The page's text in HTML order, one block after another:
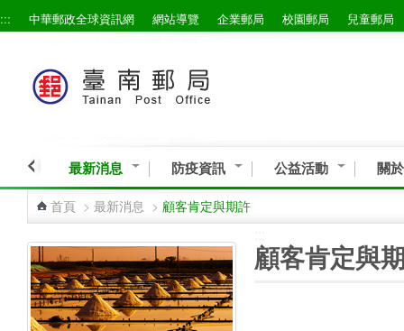
跳到主要內容區塊
::: 中華郵政全球資訊網 網站導覽 企業郵局 校園郵局 兒童郵局
最新消息 防疫資訊 公益活動 關
首頁 > 最新消息 > 顧客肯定與期許
顧客肯定與